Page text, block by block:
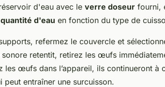
d'eau avec le verre doseur fourni,
quantité d'eau en fonction du type de
refermez le couvercle et
retentit, retirez les œufs
les œufs dans l’appareil, ils continueront à
peut entraîner une surcuisson.